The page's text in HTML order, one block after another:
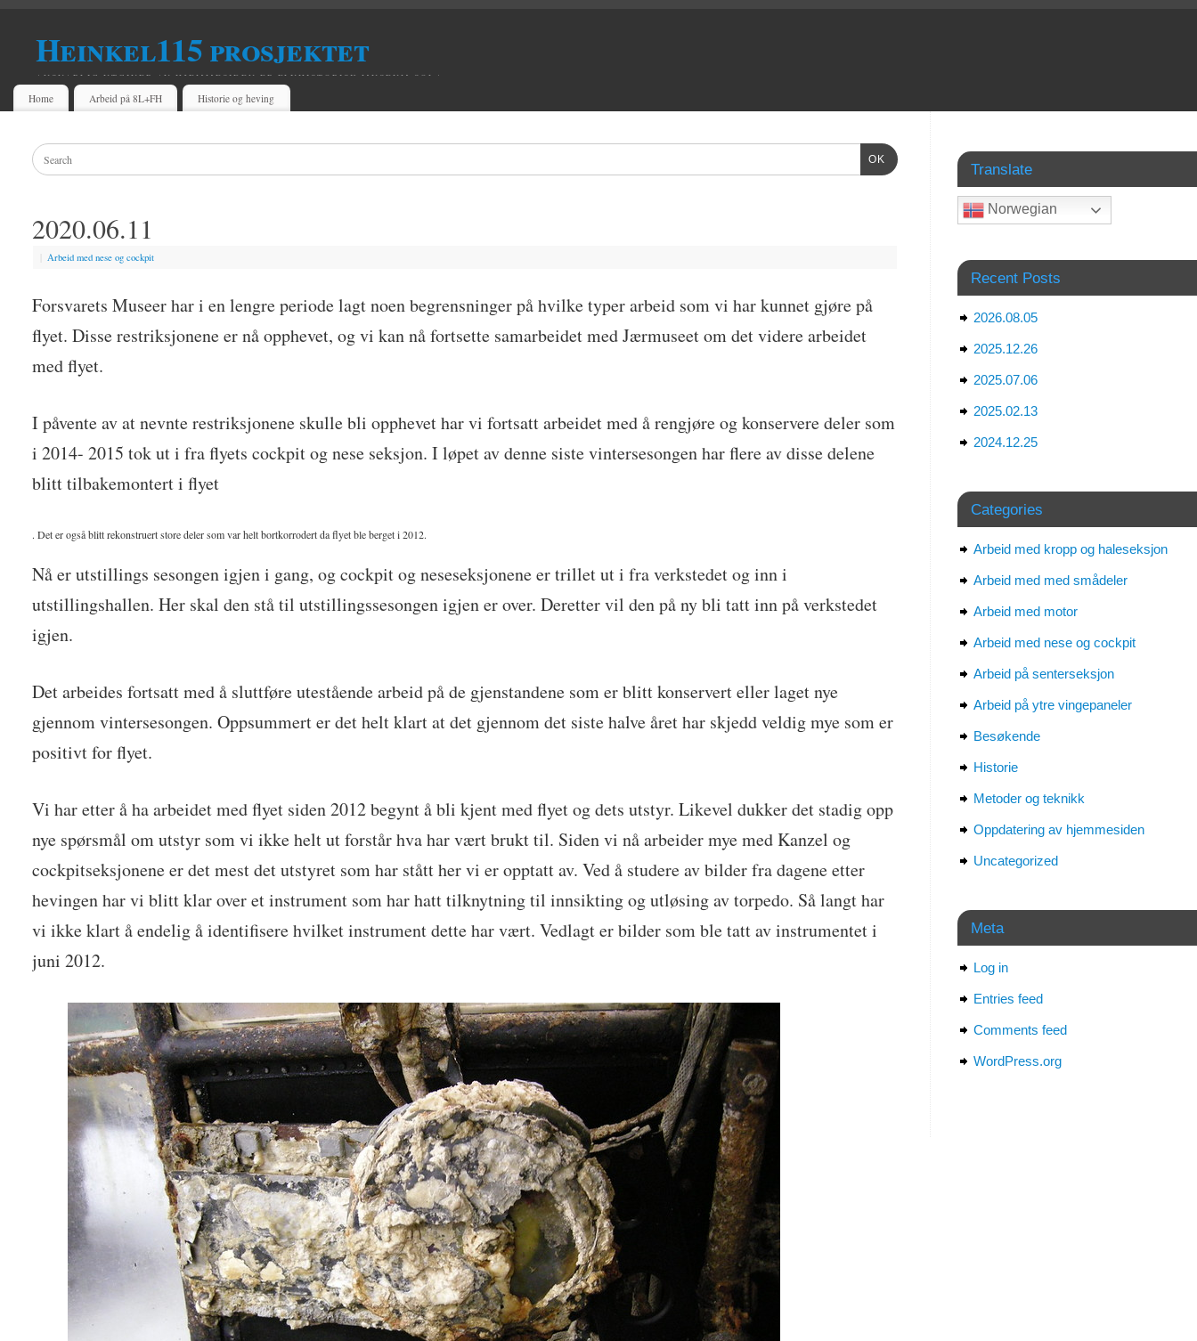
Heinkel115 prosjektet
ANSVARLIG UTGIVER AV HJEMMESIDEN ER FLYHISTORISK MUSEUM SOLA
Home Arbeid på 8L+FH Historie og heving
OK
2020.06.11
Arbeid med nese og cockpit
Forsvarets Museer har i en lengre periode lagt noen begrensninger på hvilke typer arbeid som vi har kunnet gjøre på
flyet. Disse restriksjonene er nå opphevet, og vi kan nå fortsette samarbeidet med Jærmuseet om det videre arbeidet
med flyet.
I påvente av at nevnte restriksjonene skulle bli opphevet har vi fortsatt arbeidet med å rengjøre og konservere deler som
i 2014- 2015 tok ut i fra flyets cockpit og nese seksjon. I løpet av denne siste vintersesongen har flere av disse delene
blitt tilbakemontert i flyet
. Det er også blitt rekonstruert store deler som var helt bortkorrodert da flyet ble berget i 2012.
Nå er utstillings sesongen igjen i gang, og cockpit og neseseksjonene er trillet ut i fra verkstedet og inn i
utstillingshallen. Her skal den stå til utstillingssesongen igjen er over. Deretter vil den på ny bli tatt inn på verkstedet
igjen.
Det arbeides fortsatt med å sluttføre utestående arbeid på de gjenstandene som er blitt konservert eller laget nye
gjennom vintersesongen. Oppsummert er det helt klart at det gjennom det siste halve året har skjedd veldig mye som er
positivt for flyet.
Vi har etter å ha arbeidet med flyet siden 2012 begynt å bli kjent med flyet og dets utstyr. Likevel dukker det stadig opp
nye spørsmål om utstyr som vi ikke helt ut forstår hva har vært brukt til. Siden vi nå arbeider mye med Kanzel og
cockpitseksjonene er det mest det utstyret som har stått her vi er opptatt av. Ved å studere av bilder fra dagene etter
hevingen har vi blitt klar over et instrument som har hatt tilknytning til innsikting og utløsing av torpedo. Så langt har
vi ikke klart å endelig å identifisere hvilket instrument dette har vært. Vedlagt er bilder som ble tatt av instrumentet i
juni 2012.
Translate
Norwegian
Recent Posts
2026.08.05
2025.12.26
2025.07.06
2025.02.13
2024.12.25
Categories
Arbeid med kropp og haleseksjon
Arbeid med med smådeler
Arbeid med motor
Arbeid med nese og cockpit
Arbeid på senterseksjon
Arbeid på ytre vingepaneler
Besøkende
Historie
Metoder og teknikk
Oppdatering av hjemmesiden
Uncategorized
Meta
Log in
Entries feed
Comments feed
WordPress.org